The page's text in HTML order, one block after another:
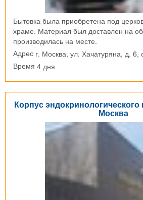
Бытовка была приобретена под
храме. Материал был доставлен на
производилась на месте.
Адрес г. Москва, ул. Хачатуряна, д. 6,
Время 4 дня
Корпус эндокринологического
Москва